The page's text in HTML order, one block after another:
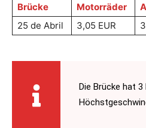
Brücke Motorräder
25 de Abril
3,05 EUR
Die Brücke hat 3